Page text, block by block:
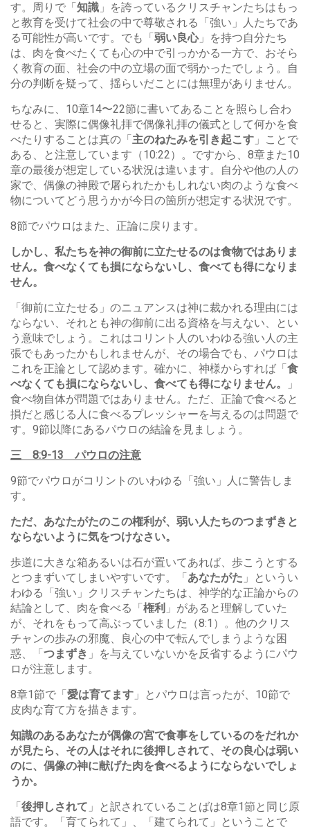
す。周りで「知識 」を誇っているクリスチャンたちはもっ
と教育を受けて社会の中で尊敬される「強い」人たちであ
る可能性が高いです。でも「弱い良心」を持つ自分たち
は、肉を食べたくても心の中で引っかかる一方で、おそら
く教育の面、社会の中の立場の面で弱かったでしょう。自
分の判断を疑って、揺らいだことには無理がありません。
ちなみに、10章14〜22節に書いてあることを照らし合わ
せると、実際に偶像礼拝で偶像礼拝の儀式として何かを食
べたりすることは真の「主のねたみを引き起こす 」ことで
ある、と注意しています（10:22）。ですから、8章また10
章の最後が想定している状況は違います。自分や他の人の
家で、偶像の神殿で屠られたかもしれない肉のような食べ
物についてどう思うかが今日の箇所が想定する状況です。
8節でパウロはまた、正論に戻ります。
しかし、私たちを神の御前に立たせるのは食物ではありま
せん。食べなくても損にならないし、食べても得になりま
せん。
「御前に立たせる」のニュアンスは神に裁かれる理由には
ならない、それとも神の御前に出る資格を与えない、とい
う意味でしょう。これはコリント人のいわゆる強い人の主
張でもあったかもしれませんが、その場合でも、パウロは
これを正論として認めます。確かに、神様からすれば「食
べなくても損にならないし、食べても得になりません。
」
食べ物自体が問題ではありません。ただ、正論で食べると
損だと感じる人に食べるプレッシャーを与えるのは問題で
す。9節以降にあるパウロの結論を見ましょう。
三 8:9-13 パウロの注意
9節でパウロがコリントのいわゆる「強い」人に警告しま
す。
ただ、あなたがたのこの権利が、弱い人たちのつまずきと
ならないように気をつけなさい。
歩道に大きな箱あるいは石が置いてあれば、歩こうとする
とつまずいてしまいやすいです。「あなたがた 」というい
わゆる「強い」クリスチャンたちは、神学的な正論からの
結論として、肉を食べる「権利 」があると理解していた
が、それをもって高ぶっていました（8:1）。他のクリス
チャンの歩みの邪魔、良心の中で転んでしまうような困
惑、「つまずき 」を与えていないかを反省するようにパウ
ロが注意します。
8章1節で「愛は育てます 」とパウロは言ったが、10節で
皮肉な育て方を描きます。
知識のあるあなたが偶像の宮で食事をしているのをだれか
が見たら、その人はそれに後押しされて、その良心は弱い
のに、偶像の神に献げた肉を食べるようにならないでしょ
うか。
「後押しされて 」と訳されていることばは8章1節と同じ原
語です。「育てられて」、「建てられて」ということで